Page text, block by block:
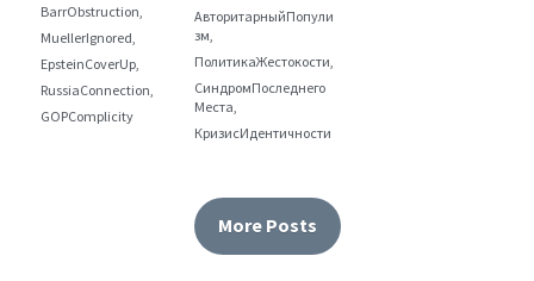
BarrObstruction,
MuellerIgnored,
EpsteinCoverUp,
RussiaConnection,
GOPComplicity
АвторитарныйПопули
зм,
ПолитикаЖестокости,
СиндромПоследнего
Места,
КризисИдентичности
More Posts